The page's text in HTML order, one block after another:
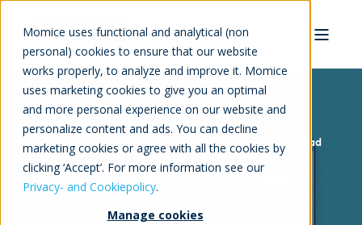
Momice uses functional and analytical (non
personal) cookies to ensure that our website
works properly, to analyze and improve it. Momice
uses marketing cookies to give you an optimal
and more personal experience on our website and
personalize content and ads. You can decline
marketing cookies or agree with all the cookies by
clicking ‘Accept’. For more information see our
Privacy- and Cookiepolicy.
Manage cookies
Fleur Oude Voshaar 28-feb-2022 14:41:00 2 min read
Momice ♥ onderwijsinstellingen